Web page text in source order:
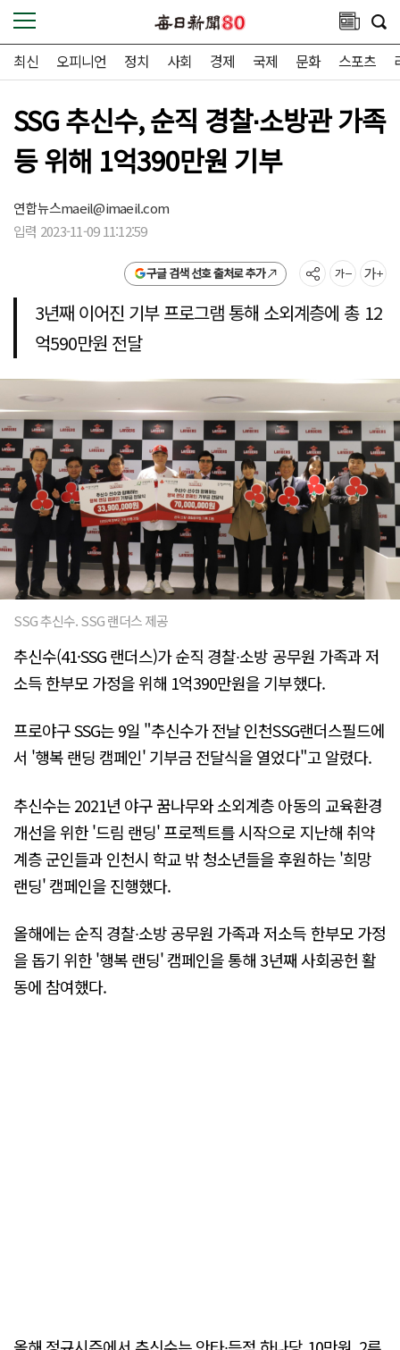
최신 오피니언 정치 사회 경제 국제 문화 스포츠
SSG 추신수, 순직 경찰∙소방관 가족
등 위해 1억390만원 기부
연합뉴스maeil@imaeil.com
입력 2023-11-09 11:12:59
구글 검색 선호 출처로 추가
3년째 이어진 기부 프로그램 통해 소외계층에 총 12
억590만원 전달
SSG 추신수. SSG 랜더스 제공
추신수(41·SSG 랜더스)가 순직 경찰∙소방 공무원 가족과 저
소득 한부모 가정을 위해 1억390만원을 기부했다.
프로야구 SSG는 9일 "추신수가 전날 인천SSG랜더스필드에
서 '행복 랜딩 캠페인' 기부금 전달식을 열었다"고 알렸다.
추신수는 2021년 야구 꿈나무와 소외계층 아동의 교육환경
개선을 위한 '드림 랜딩' 프로젝트를 시작으로 지난해 취약
계층 군인들과 인천시 학교 밖 청소년들을 후원하는 '희망
랜딩' 캠페인을 진행했다.
올해에는 순직 경찰∙소방 공무원 가족과 저소득 한부모 가정
을 돕기 위한 '행복 랜딩' 캠페인을 통해 3년째 사회공헌 활
동에 참여했다.